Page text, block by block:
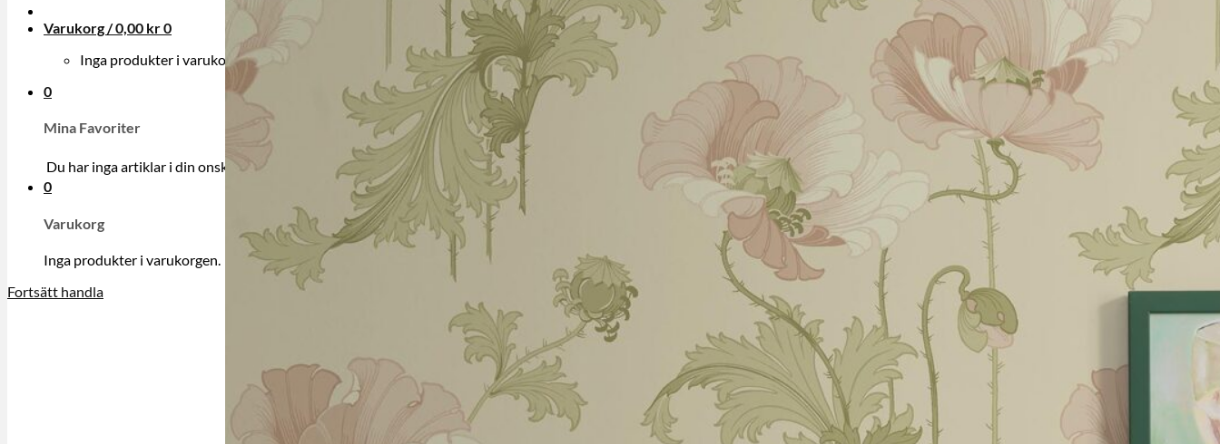
Varukorg /0,00 kr0
Inga produkter i varukorgen.
0
Mina Favoriter
Du har inga artiklar i din onskelista.
0
Varukorg
Inga produkter i varukorgen.
Fortsätt handla